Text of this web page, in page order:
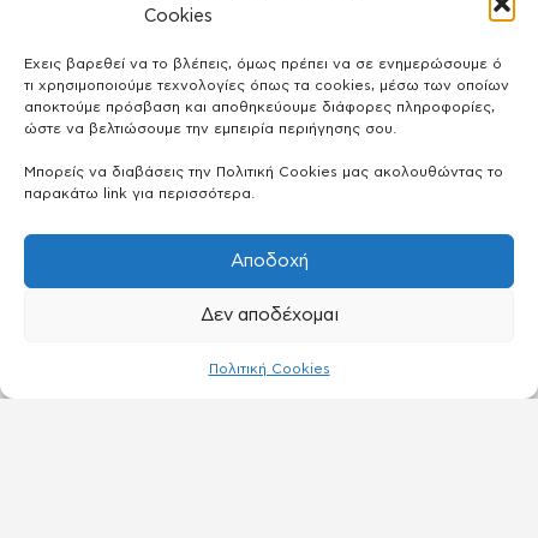
Cookies
Έχεις βαρεθεί να το βλέπεις, όμως πρέπει να σε ενημερώσουμε ό
τι χρησιμοποιούμε τεχνολογίες όπως τα cookies, μέσω των οποίων
αποκτούμε πρόσβαση και αποθηκεύουμε διάφορες πληροφορίες,
ώστε να βελτιώσουμε την εμπειρία περιήγησης σου.
Μπορείς να διαβάσεις την Πολιτική Cookies μας ακολουθώντας το
παρακάτω link για περισσότερα.
Αποδοχή
Δεν αποδέχομαι
Πολιτική Cookies